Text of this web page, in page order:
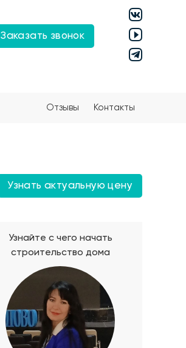
Заказать звонок
Отзывы Контакты
Узнать актуальную цену
Узнайте с чего начать
строительство дома